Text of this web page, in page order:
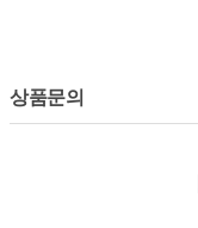
상품문의